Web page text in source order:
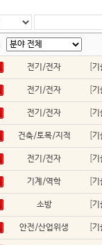
전기/전자 기
전기/전자 기
전기/전자 기
건축/토목/지적 기
전기/전자 기
기계/역학 기
소방 기
안전/산업위생 기